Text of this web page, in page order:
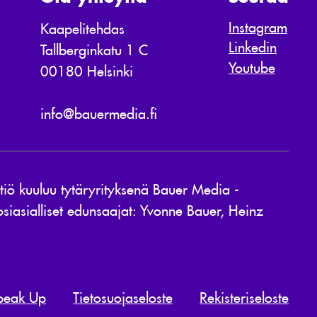
Kaapelitehdas
Tallberginkatu 1 C
00180 Helsinki
info@bauermedia.fi
Instagram
Linkedin
Youtube
kuuluu tytäryrityksenä Bauer Media -
edunsaajat: Yvonne Bauer, Heinz
Up Tietosuojaseloste Rekisteriseloste